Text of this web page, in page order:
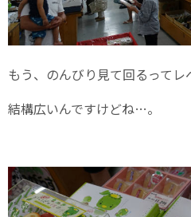
もう、のんびり見て回るってレ
結構広いんですけどね…。